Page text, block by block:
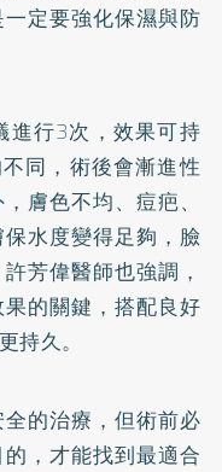
定要強化保濕與防
進行3次，效果可持
同，術後會漸進性
膚色不均、痘疤、
水度變得足夠，臉
芳偉醫師也強調，
的關鍵，搭配良好
持久。
的治療，但術前必
，才能找到最適合